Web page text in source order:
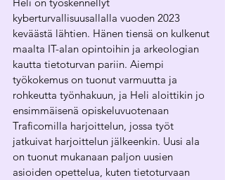
Heli on työskennellyt
kyberturvallisuusallalla vuoden 2023
keväästä lähtien. Hänen tiensä on kulkenut
maalta IT-alan opintoihin ja arkeologian
kautta tietoturvan pariin. Aiempi
työkokemus on tuonut varmuutta ja
rohkeutta työnhakuun, ja Heli aloittikin jo
ensimmäisenä opiskeluvuotenaan
Traficomilla harjoittelun, jossa työt
jatkuivat harjoittelun jälkeenkin. Uusi ala
on tuonut mukanaan paljon uusien
asioiden opettelua, kuten tietoturvaan